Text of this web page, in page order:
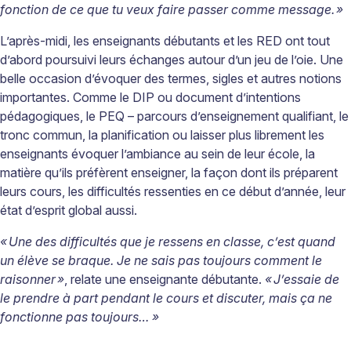
fonction de ce que tu veux faire passer comme message.»
L’après-midi, les enseignants débutants et les RED ont tout
d’abord poursuivi leurs échanges autour d’un jeu de l’oie. Une
belle occasion d’évoquer des termes, sigles et autres notions
importantes. Comme le DIP ou document d’intentions
pédagogiques, le PEQ – parcours d’enseignement qualifiant, le
tronc commun, la planification ou laisser plus librement les
enseignants évoquer l’ambiance au sein de leur école, la
matière qu’ils préfèrent enseigner, la façon dont ils préparent
leurs cours, les difficultés ressenties en ce début d’année, leur
état d’esprit global aussi.
«Une des difficultés que je ressens en classe, c’est quand
un élève se braque. Je ne sais pas toujours comment le
raisonner» , relate une enseignante débutante. «J’essaie de
le prendre à part pendant le cours et discuter, mais ça ne
fonctionne pas toujours… »